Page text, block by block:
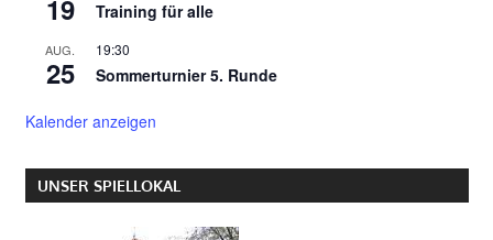
19 Training für alle
AUG.
25
19:30
Sommerturnier 5. Runde
Kalender anzeigen
UNSER SPIELLOKAL